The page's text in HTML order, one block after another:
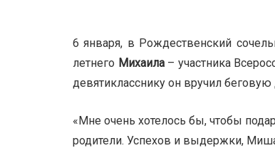
6 января, в Рождественский
летнего Михаила – участника
девятикласснику он вручил
«Мне очень хотелось бы, чтобы
родители. Успехов и выдержки,